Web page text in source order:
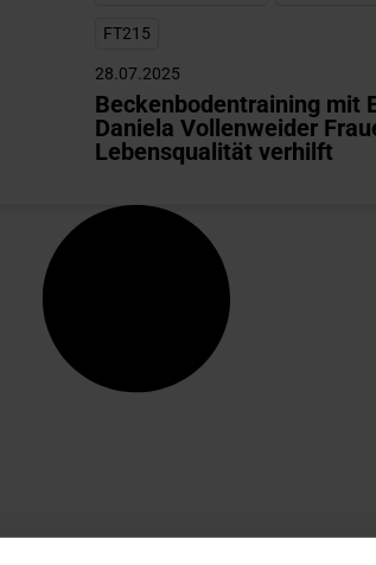
FT215
28.07.2025
Beckenbodentraining mit
Daniela Vollenweider
Lebensqualität verhilft